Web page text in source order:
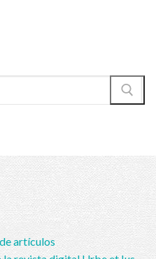
artículos